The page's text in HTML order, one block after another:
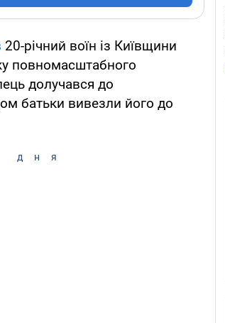
20-річний воїн із Київщини
повномасштабного
долучався до
батьки вивезли його до
дня